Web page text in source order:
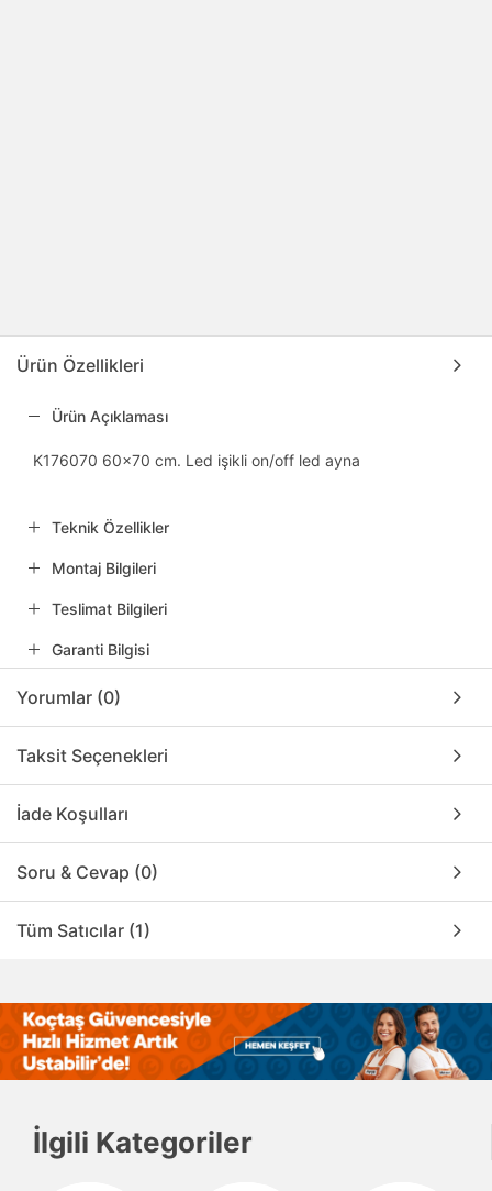
Ürün Özellikleri
Ürün Açıklaması
K176070 60x70 cm. Led işikli on/off led ayna
Teknik Özellikler
Montaj Bilgileri
Teslimat Bilgileri
Garanti Bilgisi
Yorumlar (0)
Taksit Seçenekleri
İade Koşulları
Soru & Cevap (0)
Tüm Satıcılar (1)
İlgili Kategoriler